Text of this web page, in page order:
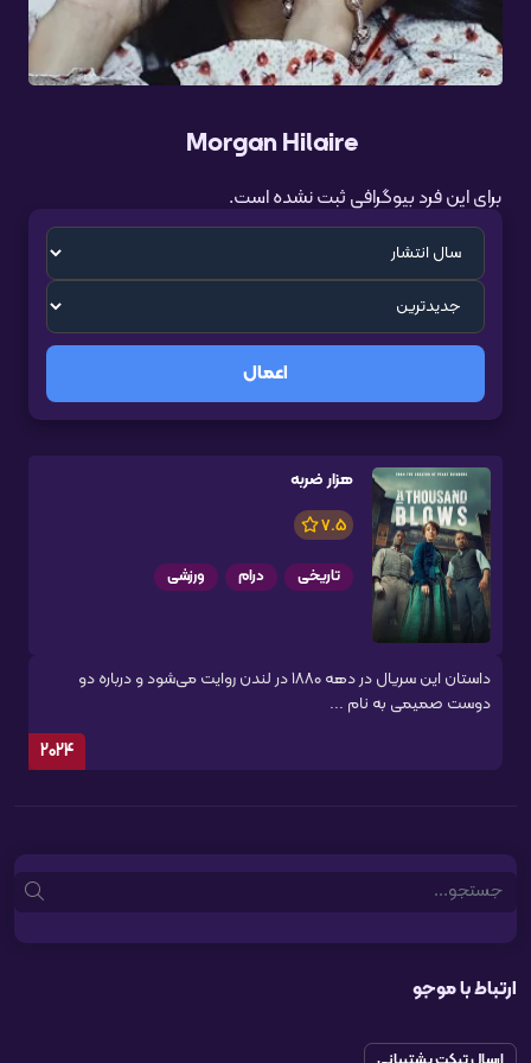
Morgan Hilaire
برای این فرد بیوگرافی ثبت نشده است.
اعمال
هزار ضربه
7.5
تاریخی درام ورزشی
داستان این سریال در دهه ۱۸۸۰ در لندن روایت می‌شود و درباره دو
دوست صمیمی به نام ...
2024
Search
ارتباط با موجو